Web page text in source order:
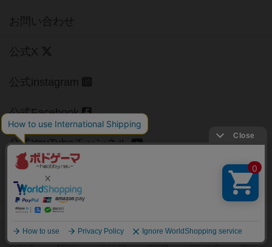
お問い合わせ
公式X
公式instagram
公式Facebook
公式YouTubeチャンネル